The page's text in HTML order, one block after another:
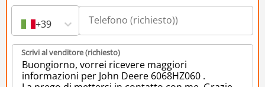
+39
Scrivi al venditore (richiesto)